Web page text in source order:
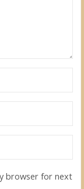
browser for next